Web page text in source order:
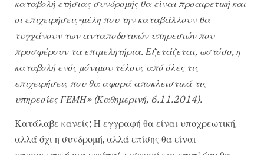
καταβολή ετήσιας συνδρομής θα είναι προαιρετική και
οι επιχειρήσεις-μέλη που την καταβάλλουν θα
τυγχάνουν των ανταποδοτικών υπηρεσιών που
προσφέρουν τα επιμελητήρια. Εξετάζεται, ωστόσο, η
καταβολή ενός μόνιμου τέλους από όλες τις
επιχειρήσεις που θα αφορά αποκλειστικά τις
υπηρεσίες ΓΕΜΗ» (Καθημερινή, 6.11.2014).
Κατάλαβε κανείς; Η εγγραφή θα είναι υποχρεωτική,
αλλά όχι η συνδρομή, αλλά επίσης θα είναι